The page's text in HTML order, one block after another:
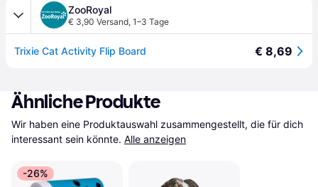
ZooRoyal
€ 3,90 Versand, 1–3 Tage
Trixie Cat Activity Flip Board € 8,69
Ähnliche Produkte
Wir haben eine Produktauswahl zusammengestellt, die für dich
interessant sein könnte. Alle anzeigen
-26%